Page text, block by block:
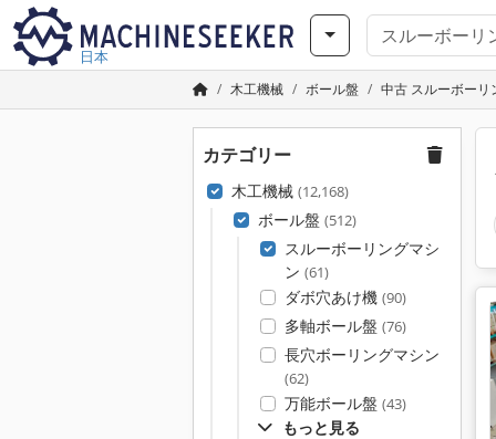
日本
木工機械 ボール盤 中古 スルーボーリ
カテゴリー
木工機械 (12,168)
ボール盤 (512)
スルーボーリングマシ
ン (61)
ダボ穴あけ機 (90)
多軸ボール盤 (76)
長穴ボーリングマシン
(62)
万能ボール盤 (43)
もっと見る